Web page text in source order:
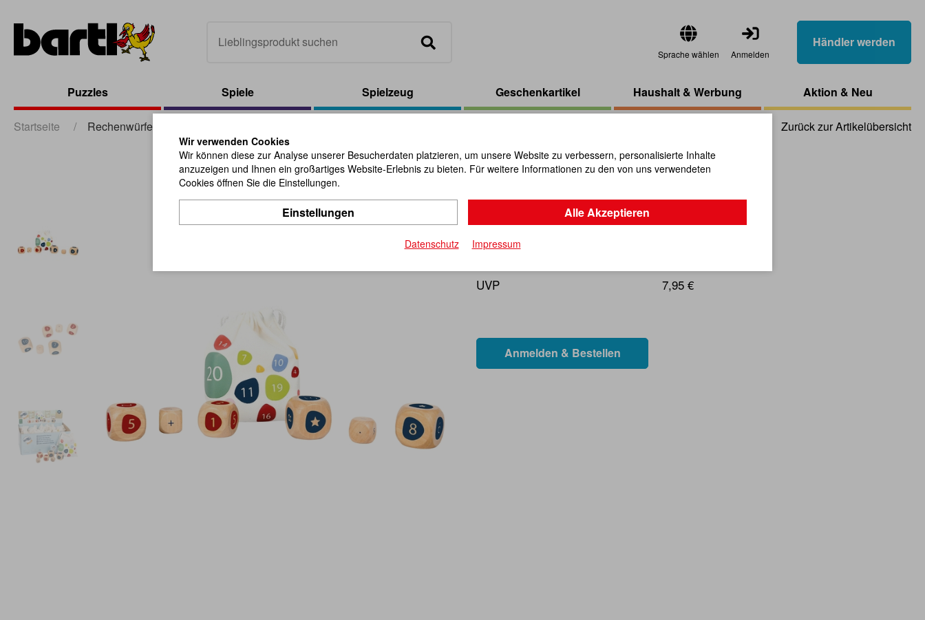
Sprache wählen Anmelden
Händler werden
Puzzles Spiele Spielzeug Geschenkartikel Haushalt & Werbung Aktion & Neu
Startseite / Rechenwürfel Zurück zur Artikelübersicht
Rechenwürfel
Artikel-Nr.:112443
Rechenaufgaben selber würfeln!
UVP
7,95 €
Wir verwenden Cookies
Wir können diese zur Analyse unserer Besucherdaten platzieren, um unsere Website zu verbessern, personalisierte Inhalte
anzuzeigen und Ihnen ein großartiges Website-Erlebnis zu bieten. Für weitere Informationen zu den von uns verwendeten
Cookies öffnen Sie die Einstellungen.
Einstellungen Alle Akzeptieren
Datenschutz Impressum